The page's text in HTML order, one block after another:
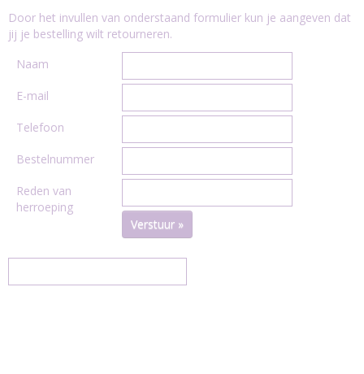
Door het invullen van onderstaand formulier kun je aangeven dat
jij je bestelling wilt retourneren.
Naam
E-mail
Telefoon
Bestelnummer
Reden van
herroeping
Verstuur »